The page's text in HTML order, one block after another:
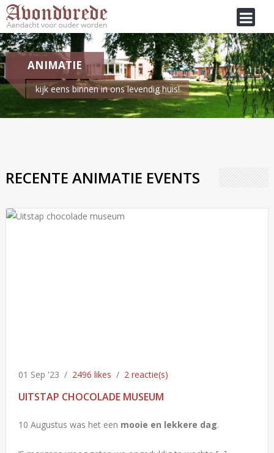
ANIMATIE
kijk eens binnen in ons levendig huis!
RECENTE ANIMATIE EVENTS
01 Sep '23 / 2496 likes / 2 reactie(s)
UITSTAP CHOCOLADE MUSEUM
10 Augustus was het een mooie en lekkere dag.